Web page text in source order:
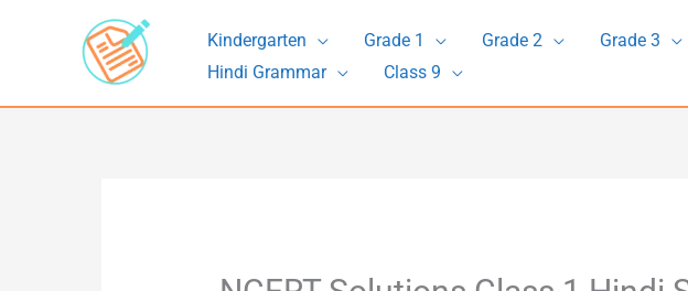
Kindergarten Grade 1 Grade 2 Grade 3
Hindi Grammar
Class 9